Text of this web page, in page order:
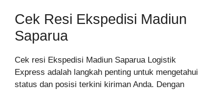
Cek Resi Ekspedisi Madiun
Saparua
Cek resi Ekspedisi Madiun Saparua Logistik
Express adalah langkah penting untuk mengetahui
status dan posisi terkini kiriman Anda. Dengan